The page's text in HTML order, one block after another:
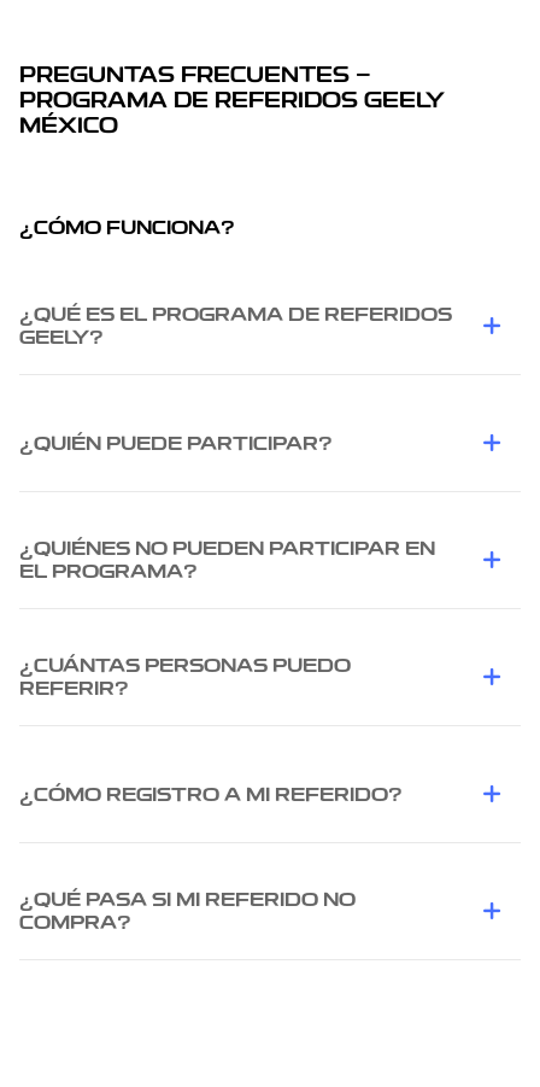
PREGUNTAS FRECUENTES —
PROGRAMA DE REFERIDOS GEELY
MÉXICO
¿CÓMO FUNCIONA?
¿QUÉ ES EL PROGRAMA DE REFERIDOS
GEELY?
¿QUIÉN PUEDE PARTICIPAR?
¿QUIÉNES NO PUEDEN PARTICIPAR EN
EL PROGRAMA?
¿CUÁNTAS PERSONAS PUEDO
REFERIR?
¿CÓMO REGISTRO A MI REFERIDO?
¿QUÉ PASA SI MI REFERIDO NO
COMPRA?